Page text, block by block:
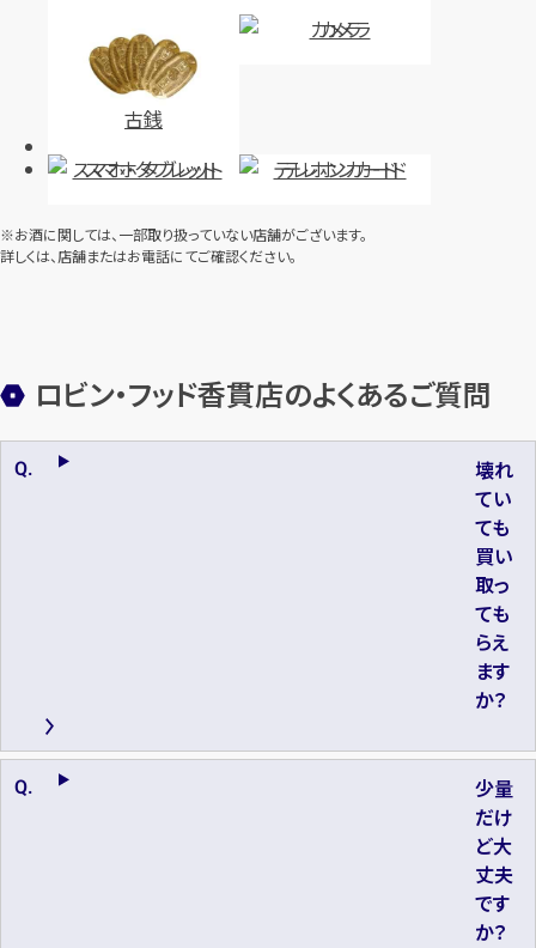
古銭
カメラ
スマホ・タブレット テレホンカード
※お酒に関しては、一部取り扱っていない店舗がございます。
詳しくは、店舗またはお電話にてご確認ください。
ロビン・フッド香貫店のよくあるご質問
壊れ
てい
ても
買い
取っ
ても
らえ
ます
か？
少量
だけ
ど大
丈夫
です
か？